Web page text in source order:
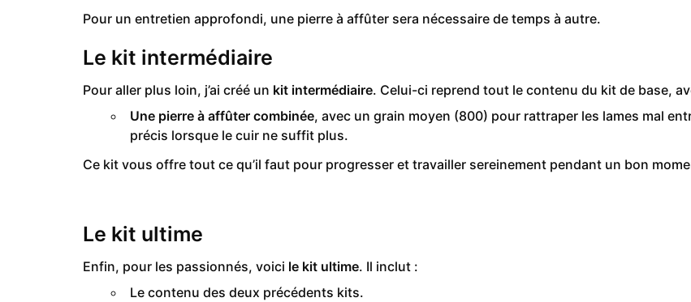
Pour un entretien approfondi, une pierre à affûter sera nécessaire de temps à autre.
Le kit intermédiaire
Pour aller plus loin, j’ai créé un kit intermédiaire. Celui-ci reprend tout le contenu du kit de base,
Une pierre à affûter combinée, avec un grain moyen (800) pour rattraper les lames mal
précis lorsque le cuir ne suffit plus.
Ce kit vous offre tout ce qu’il faut pour progresser et travailler sereinement pendant un bon
Le kit ultime
Enfin, pour les passionnés, voici le kit ultime. Il inclut :
Le contenu des deux précédents kits.